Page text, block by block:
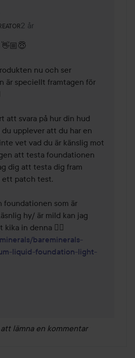
roll: Lyko Creator.
2 år
Kommentaren lades 2 år
👋🏼😇
nu och ser
är speciellt framtagen för
att svara på hur din hud
du upplever att du har en
vet vad du är känslig mot
att testa foundationen
dig att testa dig fram
ett patch test.
foundationen som är
hy/ är mild kan jag
bareminerals-
liquid-foundation-light-
lämna en kommentar